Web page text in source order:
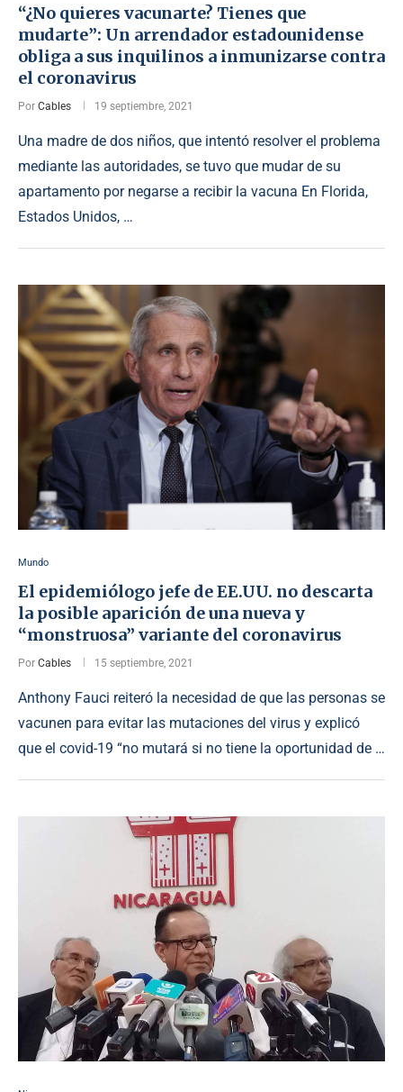
“¿No quieres vacunarte? Tienes que
mudarte”: Un arrendador estadounidense
obliga a sus inquilinos a inmunizarse contra
el coronavirus
Por Cables 19 septiembre, 2021
Una madre de dos niños, que intentó resolver el problema
mediante las autoridades, se tuvo que mudar de su
apartamento por negarse a recibir la vacuna En Florida,
Estados Unidos, …
Mundo
El epidemiólogo jefe de EE.UU. no descarta
la posible aparición de una nueva y
“monstruosa” variante del coronavirus
Por Cables 15 septiembre, 2021
Anthony Fauci reiteró la necesidad de que las personas se
vacunen para evitar las mutaciones del virus y explicó
que el covid-19 “no mutará si no tiene la oportunidad de …